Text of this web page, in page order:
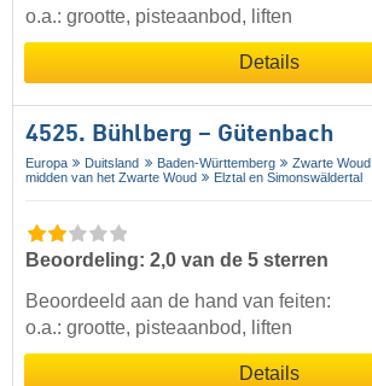
o.a.: grootte, pisteaanbod, liften
Details
4525. Bühlberg – Gütenbach
Europa Duitsland Baden-Württemberg
Zwarte Woud
midden van het Zwarte Woud
Elztal en Simonswäldertal
Beoordeling: 2,0 van de 5 sterren
Beoordeeld aan de hand van feiten:
o.a.: grootte, pisteaanbod, liften
Details